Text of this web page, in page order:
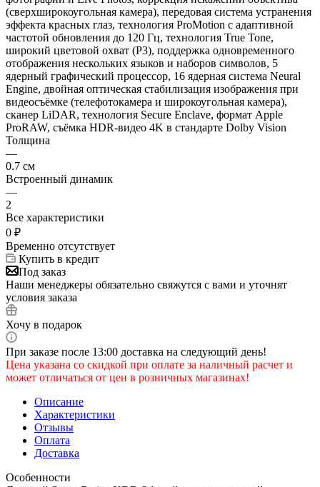
(сверхширокоугольная камера), передовая система устранения
эффекта красных глаз, технология ProMotion с адаптивной
частотой обновления до 120 Гц, технология True Tone,
широкий цветовой охват (P3), поддержка одновременного
отображения нескольких языков и наборов символов, 5
ядерный графический процессор, 16 ядерная система Neural
Engine, двойная оптическая стабилизация изображения при
видеосъёмке (телефотокамера и широкоугольная камера),
сканер LiDAR, технология Secure Enclave, формат Apple
ProRAW, съёмка HDR-видео 4K в стандарте Dolby Vision
Толщина
—
0.7 см
Встроенный динамик
—
2
Все характеристики
0 ₽
Временно отсутствует
Купить в кредит
Под заказ
Наши менеджеры обязательно свяжутся с вами и уточнят
условия заказа
Хочу в подарок
При заказе после 13:00 доставка на следующий день!
Цена указана со скидкой при оплате за наличный расчет и
может отличаться от цен в розничных магазинах!
Описание
Характеристики
Отзывы
Оплата
Доставка
Особенности